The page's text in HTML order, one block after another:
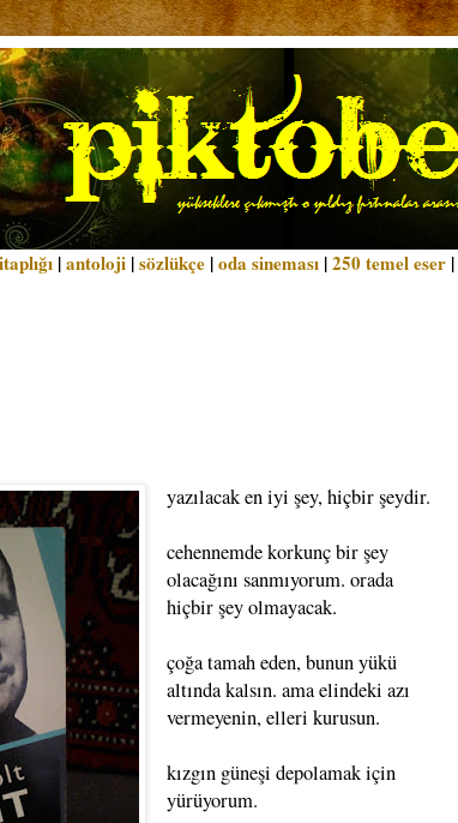
|antoloji |sözlükçe |oda sineması |250 temel eser |
yazılacak en iyi şey, hiçbir şeydir.
cehennemde korkunç bir şey
olacağını sanmıyorum. orada
hiçbir şey olmayacak.
çoğa tamah eden, bunun yükü
altında kalsın. ama elindeki azı
vermeyenin, elleri kurusun.
kızgın güneşi depolamak için
yürüyorum.